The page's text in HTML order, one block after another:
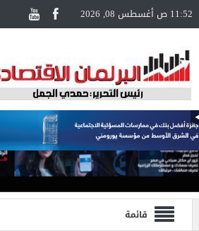
11:52 ص أغسطس 08, 2026
قائمة